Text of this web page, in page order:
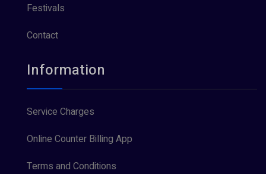
Festivals
Contact
Information
Service Charges
Online Counter Billing App
Terms and Conditions